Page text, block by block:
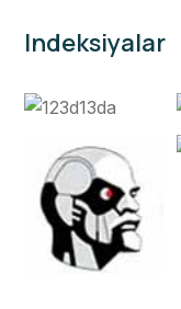
Indeksiyalar